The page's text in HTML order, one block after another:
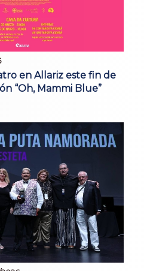
en Allariz este fin de
“Oh, Mammi Blue”